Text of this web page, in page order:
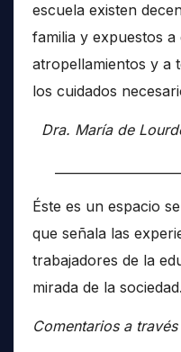
escuela existen
familia y expuestos a
atropellamientos y a
los cuidados
Dra. María de
Éste es un espacio
que señala las
trabajadores de la
mirada de la sociedad.
Comentarios a